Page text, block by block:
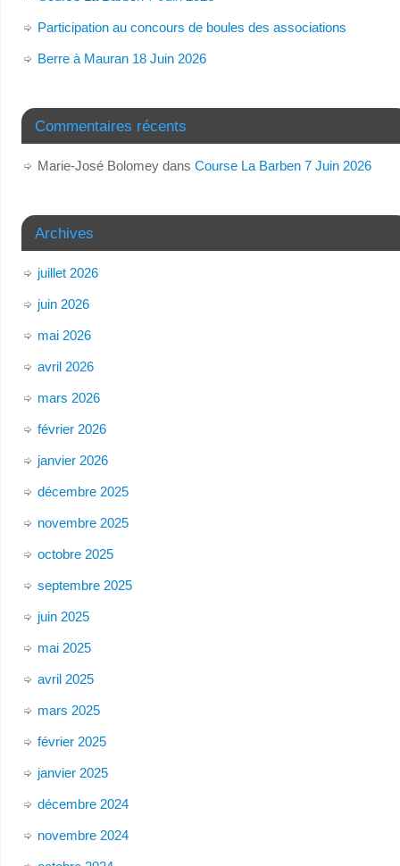
Participation au concours de boules des associations
Berre à Mauran 18 Juin 2026
Commentaires récents
Marie-José Bolomeydans Course La Barben 7 Juin 2026
Archives
juillet 2026
juin 2026
mai 2026
avril 2026
mars 2026
février 2026
janvier 2026
décembre 2025
novembre 2025
octobre 2025
septembre 2025
juin 2025
mai 2025
avril 2025
mars 2025
février 2025
janvier 2025
décembre 2024
novembre 2024